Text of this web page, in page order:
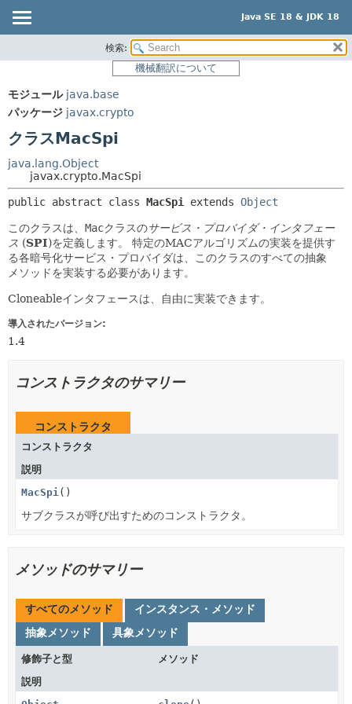
Java SE 18 & JDK 18
パッケージ
使用
ツリー
プレビュー
非推奨
索引
ヘルプ
サマリー:
ネスト済
フィールド
コンストラクタ
メソッド
検索:
機械翻訳について
モジュール java.base
パッケージ javax.crypto
クラスMacSpi
java.lang.Object
javax.crypto.MacSpi
public abstract class MacSpi extends Object
このクラスは、 Macクラスのサービス・プロバイダ・インタフェー
ス (SPI)を定義します。
特定のMACアルゴリズムの実装を提供す
る各暗号化サービス・プロバイダは、このクラスのすべての抽象
メソッドを実装する必要があります。
Cloneableインタフェースは、自由に実装できます。
導入されたバージョン:
1.4
コンストラクタのサマリー
コンストラクタ
コンストラクタ
説明
MacSpi ()
サブクラスが呼び出すためのコンストラクタ。
メソッドのサマリー
すべてのメソッド
インスタンス・メソッド
抽象メソッド
具象メソッド
修飾子と型
メソッド
説明